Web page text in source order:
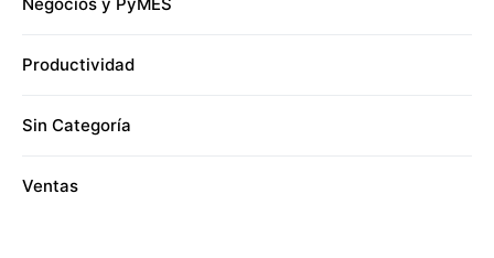
Productividad
Sin Categoría
Ventas